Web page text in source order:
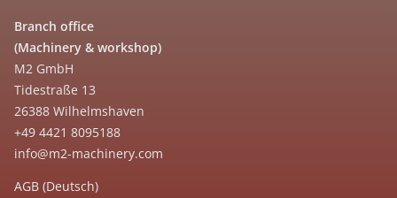
Branch office
(Machinery & workshop)
M2 GmbH
Tidestraße 13
26388 Wilhelmshaven
+49 4421 8095188
info@m2-machinery.com
AGB (Deutsch)